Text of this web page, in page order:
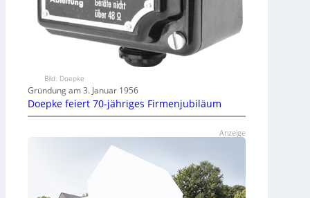
Bild: Doepke
Gründung am 3. Januar 1956
Doepke feiert 70-jähriges Firmenjubiläum
Anzeige